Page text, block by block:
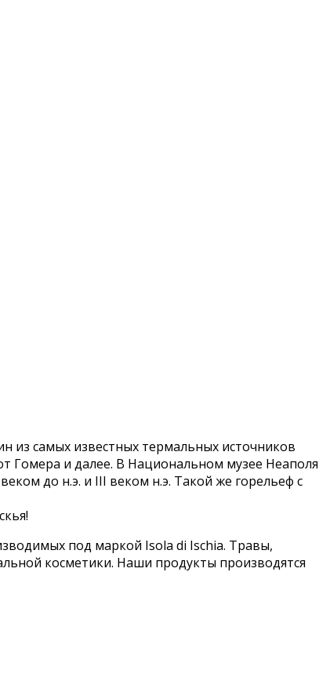
из самых известных термальных источников
Гомера и далее. В Национальном музее Неаполя
до н.э. и III веком н.э. Такой же горельеф с
под маркой Isola di Ischia. Травы,
косметики. Наши продукты производятся